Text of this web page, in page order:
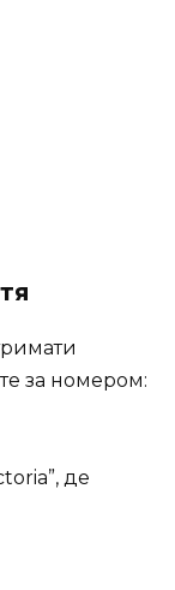
за номером:
де